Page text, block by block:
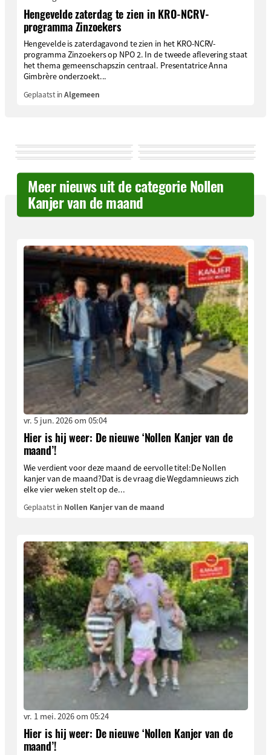
Hengevelde zaterdag te zien in KRO-NCRV-
programma Zinzoekers
Hengevelde is zaterdagavond te zien in het KRO-NCRV-
programma Zinzoekers op NPO 2. In de tweede aflevering staat
het thema gemeenschapszin centraal. Presentatrice Anna
Gimbrère onderzoekt...
Geplaatst inAlgemeen
Meer nieuws uit de categorie Nollen
Kanjer van de maand
vr. 5 jun. 2026 om 05:04
Hier is hij weer: De nieuwe ‘Nollen Kanjer van de
maand’!
Wie verdient voor deze maand de eervolle titel:De Nollen
kanjer van de maand?Dat is de vraag die Wegdamnieuws zich
elke vier weken stelt op de...
Geplaatst in Nollen Kanjer van de maand
vr. 1 mei. 2026 om 05:24
Hier is hij weer: De nieuwe ‘Nollen Kanjer van de
maand’!